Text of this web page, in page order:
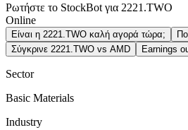
Ρωτήστε το StockBot για 2221.TWO
Online
Είναι η 2221.TWO καλή αγορά τώρα;
Σύγκρινε 2221.TWO vs AMD
Earnings
Sector
Basic Materials
Industry